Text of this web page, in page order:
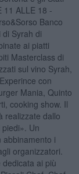
11 ALLE 18 -
Banco
Syrah di
ai piatti
Masterclass di
sul vino Syrah,
con
Mania, Quinto
cooking show. Il
realizzate dallo
Un
abbinamento i
organizzatori.
ai più